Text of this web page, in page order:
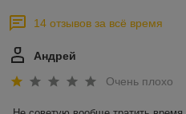
14 отзывов за всё время
Андрей
Очень плохо